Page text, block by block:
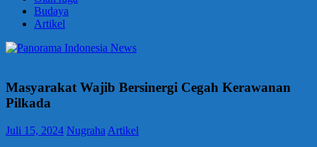
Budaya
Artikel
Masyarakat Wajib Bersinergi Cegah Kerawanan
Pilkada
Juli 15, 2024 Nugraha Artikel